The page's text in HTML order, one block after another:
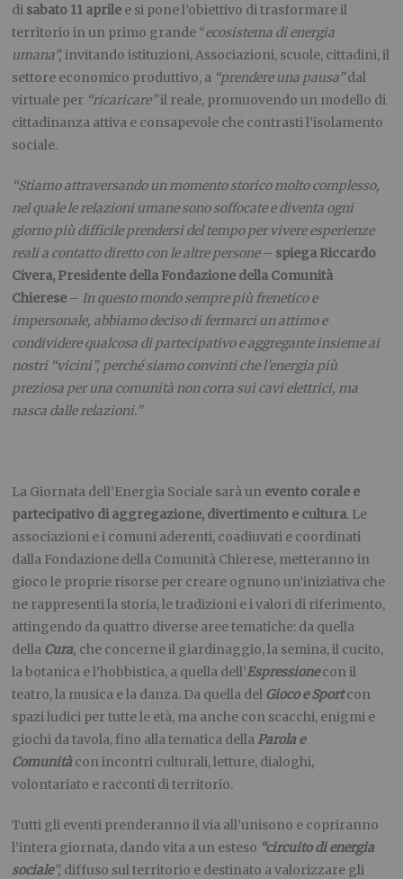
di sabato 11 aprile e si pone l’obiettivo di trasformare il
territorio in un primo grande “ecosistema di energia
umana”,invitando istituzioni, Associazioni, scuole, cittadini, il
settore economico produttivo, a “prendere una pausa”dal
virtuale per “ricaricare”il reale, promuovendo un modello di
cittadinanza attiva e consapevole che contrasti l’isolamento
sociale.
“Stiamo attraversando un momento storico molto complesso,
nel quale le relazioni umane sono soffocate e diventa ogni
giorno più difficile prendersi del tempo per vivere esperienze
reali a contatto diretto con le altre persone– spiega Riccardo
Civera, Presidente della Fondazione della Comunità
Chierese – In questo mondo sempre più frenetico e
impersonale, abbiamo deciso di fermarci un attimo e
condividere qualcosa di partecipativo e aggregante insieme ai
nostri “vicini”, perché siamo convinti che l’energia più
preziosa per una comunità non corra sui cavi elettrici, ma
nasca dalle relazioni.”
La Giornata dell’Energia Sociale sarà un evento corale e
partecipativo di aggregazione, divertimento e cultura. Le
associazioni e i comuni aderenti, coadiuvati e coordinati
dalla Fondazione della Comunità Chierese, metteranno in
gioco le proprie risorse per creare ognuno un’iniziativa che
ne rappresenti la storia, le tradizioni e i valori di riferimento,
attingendo da quattro diverse aree tematiche: da quella
della Cura, che concerne il giardinaggio, la semina, il cucito,
la botanica e l’hobbistica, a quella dell’Espressionecon il
teatro, la musica e la danza. Da quella del Gioco e Sportcon
spazi ludici per tutte le età, ma anche con scacchi, enigmi e
giochi da tavola, fino alla tematica dellaParola e
Comunità con incontri culturali, letture, dialoghi,
volontariato e racconti di territorio.
Tutti gli eventi prenderanno il via all’unisono e copriranno
l’intera giornata, dando vita a un esteso “circuito di energia
sociale”, diffuso sul territorio e destinato a valorizzare gli